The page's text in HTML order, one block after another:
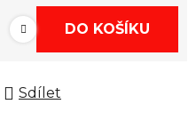
DO KOŠÍKU
Sdílet